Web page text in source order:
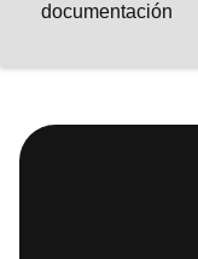
documentación